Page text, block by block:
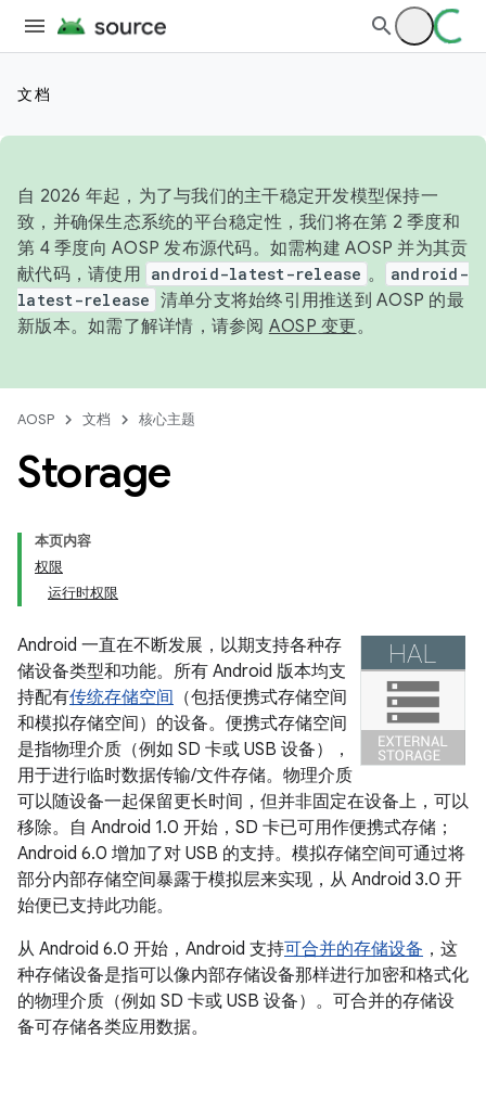
文档
自 2026 年起，为了与我们的主干稳定开发模型保持一
致，并确保生态系统的平台稳定性，我们将在第 2 季度和
第 4 季度向 AOSP 发布源代码。如需构建 AOSP 并为其贡
献代码，请使用 android-latest-release 。
android-
latest-release 清单分支将始终引用推送到 AOSP 的最
新版本。如需了解详情，请参阅 AOSP 变更。
AOSP 文档 核心主题
Storage
本页内容
权限
运行时权限
Android 一直在不断发展，以期支持各种存
储设备类型和功能。所有 Android 版本均支
持配有传统存储空间 （包括便携式存储空间
和模拟存储空间）的设备。便携式存储空间
是指物理介质（例如 SD 卡或 USB 设备），
用于进行临时数据传输/文件存储。 物理介质
可以随设备一起保留更长时间，但并非固定在设备上，可以
移除。自 Android 1.0 开始，SD 卡已可用作便携式存储；
Android 6.0 增加了对 USB 的支持。模拟存储空间可通过将
部分内部存储空间暴露于模拟层来实现，从 Android 3.0 开
始便已支持此功能。
从 Android 6.0 开始，Android 支持可合并的存储设备 ，这
种存储设备是指可以像内部存储设备那样进行加密和格式化
的物理介质（例如 SD 卡或 USB 设备）。 可合并的存储设
备可存储各类应用数据。